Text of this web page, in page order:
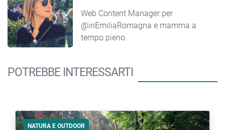
Web Content Manager per
@inEmiliaRomagna e mamma a
tempo pieno.
POTREBBE INTERESSARTI
NATURA E OUTDOOR